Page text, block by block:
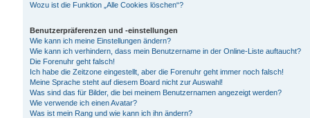
Wozu ist die Funktion „Alle Cookies löschen“?
Benutzerpräferenzen und -einstellungen
Wie kann ich meine Einstellungen ändern?
Wie kann ich verhindern, dass mein Benutzername in der Online-Liste auftaucht?
Die Forenuhr geht falsch!
Ich habe die Zeitzone eingestellt, aber die Forenuhr geht immer noch falsch!
Meine Sprache steht auf diesem Board nicht zur Auswahl!
Was sind das für Bilder, die bei meinem Benutzernamen angezeigt werden?
Wie verwende ich einen Avatar?
Was ist mein Rang und wie kann ich ihn ändern?